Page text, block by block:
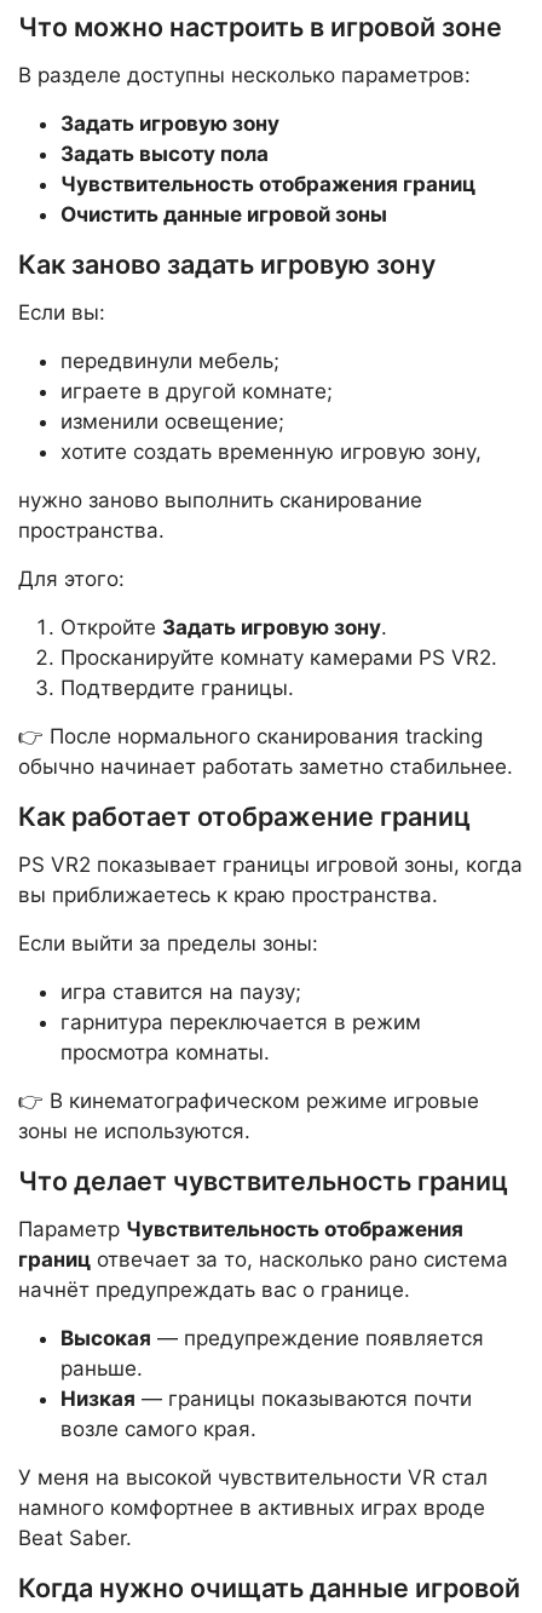
Что можно настроить в игровой зоне
В разделе доступны несколько параметров:
Задать игровую зону
Задать высоту пола
Чувствительность отображения границ
Очистить данные игровой зоны
Как заново задать игровую зону
Если вы:
передвинули мебель;
играете в другой комнате;
изменили освещение;
хотите создать временную игровую зону,
нужно заново выполнить сканирование
пространства.
Для этого:
Откройте Задать игровую зону.
Просканируйте комнату камерами PS VR2.
Подтвердите границы.
👉 После нормального сканирования tracking
обычно начинает работать заметно стабильнее.
Как работает отображение границ
PS VR2 показывает границы игровой зоны, когда
вы приближаетесь к краю пространства.
Если выйти за пределы зоны:
игра ставится на паузу;
гарнитура переключается в режим
просмотра комнаты.
👉 В кинематографическом режиме игровые
зоны не используются.
Что делает чувствительность границ
Параметр Чувствительность отображения
границ отвечает за то, насколько рано система
начнёт предупреждать вас о границе.
Высокая — предупреждение появляется
раньше.
Низкая — границы показываются почти
возле самого края.
У меня на высокой чувствительности VR стал
намного комфортнее в активных играх вроде
Beat Saber.
Когда нужно очищать данные игровой